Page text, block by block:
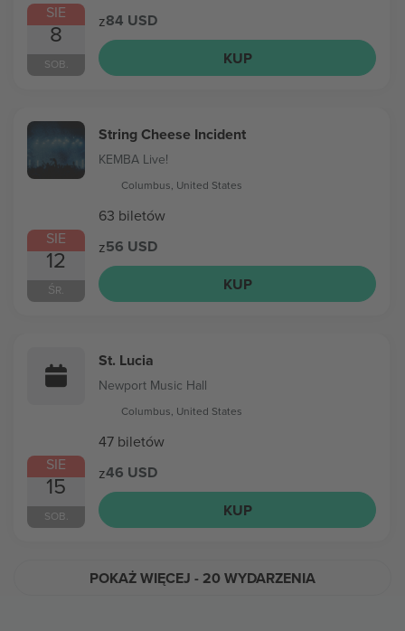
SIE
8
SOB.
z84 USD
KUP
SIE
12
ŚR.
String Cheese Incident
KEMBA Live!
Columbus, United States
63 biletów
z56 USD
KUP
SIE
15
SOB.
St. Lucia
Newport Music Hall
Columbus, United States
47 biletów
z46 USD
KUP
POKAŻ WIĘCEJ - 20 WYDARZENIA